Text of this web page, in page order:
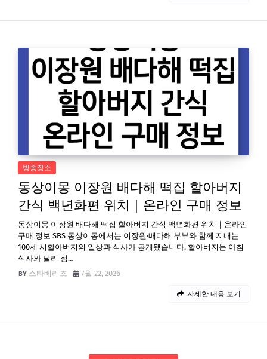
방송장소
동상이몽 이장원 배다해 떡집 할아버지
간식 백년화편 위치｜온라인 구매 정보
동상이몽 이장원 배다해 떡집 할아버지 간식 백년화편 위치｜온라인
구매 정보 SBS 동상이몽에서는 이장원·배다해 부부와 함께 지내는
100세 시할아버지의 일상과 식사가 공개됐습니다. 할아버지는 아침
식사와 달리 점…
스타베리즈
7월 22, 2026
자세한 내용 보기